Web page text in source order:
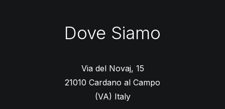
Dove Siamo
Via del Novaj, 15
21010 Cardano al Campo
(VA) Italy